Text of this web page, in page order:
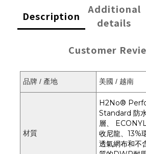
Description
Additional
details
Customer
品牌 / 產地 美國 / 越南
材質
H2No®
Standard 防
層、
收尼龍、13%
透氣網布和不